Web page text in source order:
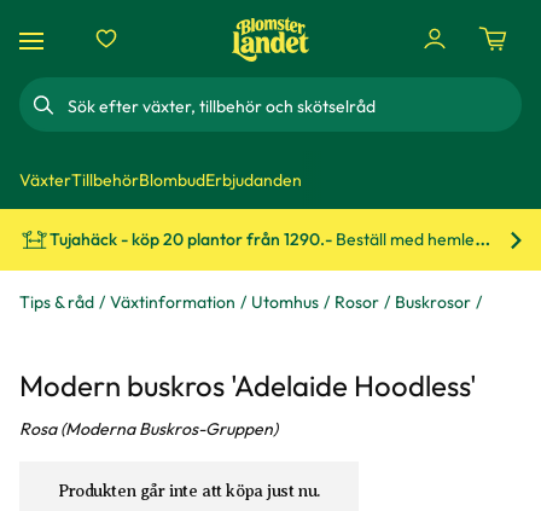
Sök
VäxterTillbehörBlombudErbjudanden
Tujahäck - köp 20 plantor från 1290.- Beställ med hemleverans!
Tips & råd Växtinformation Utomhus Rosor Buskrosor
Modern buskros 'Adelaide Hoodless'
Rosa (Moderna Buskros-Gruppen)
Produkten går inte att köpa just nu.